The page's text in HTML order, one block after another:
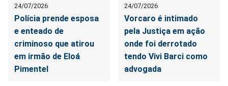
24/07/2026
Polícia prende esposa
e enteado de
criminoso que atirou
em irmão de Eloá
Pimentel
24/07/2026
Vorcaro é intimado
pela Justiça em ação
onde foi derrotado
tendo Vivi Barci como
advogada